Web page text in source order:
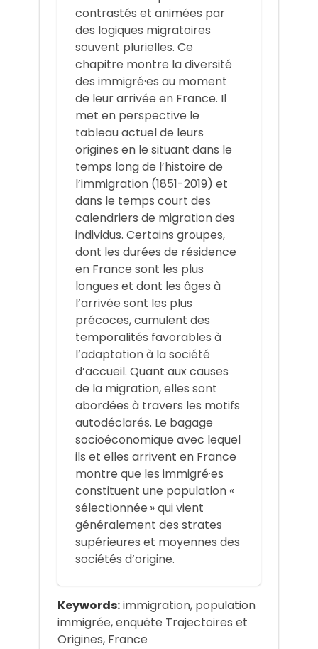
contrastés et animées par
des logiques migratoires
souvent plurielles. Ce
chapitre montre la diversité
des immigré·es au moment
de leur arrivée en France. Il
met en perspective le
tableau actuel de leurs
origines en le situant dans le
temps long de l’histoire de
l’immigration (1851-2019) et
dans le temps court des
calendriers de migration des
individus. Certains groupes,
dont les durées de résidence
en France sont les plus
longues et dont les âges à
l’arrivée sont les plus
précoces, cumulent des
temporalités favorables à
l’adaptation à la société
d’accueil. Quant aux causes
de la migration, elles sont
abordées à travers les motifs
autodéclarés. Le bagage
socioéconomique avec lequel
ils et elles arrivent en France
montre que les immigré·es
constituent une population «
sélectionnée » qui vient
généralement des strates
supérieures et moyennes des
sociétés d’origine.
Keywords:immigration, population
immigrée, enquête Trajectoires et
Origines, France